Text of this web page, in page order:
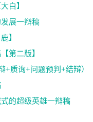
白】
展一辩稿
】
第二版】
质询+问题预判+结辩）
的超级英雄一辩稿